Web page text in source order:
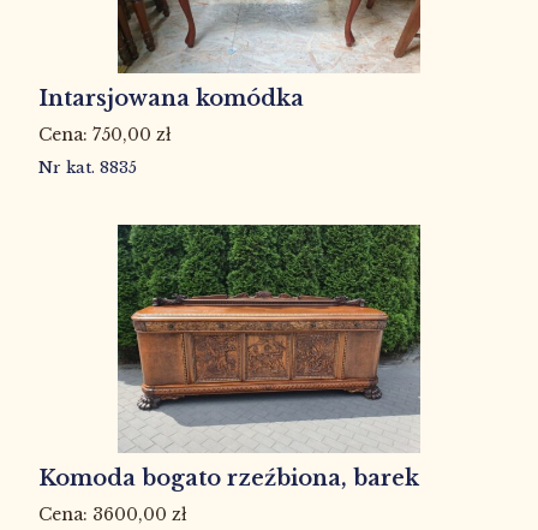
Intarsjowana komódka
750,00zł
Nr kat. 8835
Komoda bogato rzeźbiona, barek
3600,00zł